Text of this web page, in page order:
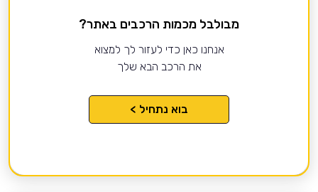
מבולבל מכמות הרכבים באתר?
אנחנו כאן כדי לעזור לך למצוא
את הרכב הבא שלך
בוא נתחיל >